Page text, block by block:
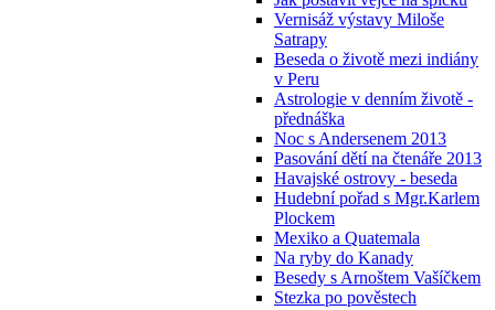
Vernisáž výstavy Miloše
Satrapy
Beseda o životě mezi indiány
v Peru
Astrologie v denním životě -
přednáška
Noc s Andersenem 2013
Pasování dětí na čtenáře 2013
Havajské ostrovy - beseda
Hudební pořad s Mgr.Karlem
Plockem
Mexiko a Quatemala
Na ryby do Kanady
Besedy s Arnoštem Vašíčkem
Stezka po pověstech